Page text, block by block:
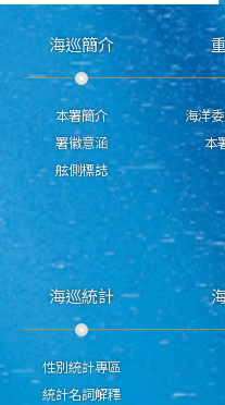
海巡簡介
本署簡介
署徽意涵
舷側標誌
海洋
本
海巡統計
性別統計專區
統計名詞解釋